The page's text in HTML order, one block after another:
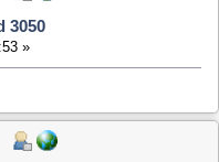
daß ein